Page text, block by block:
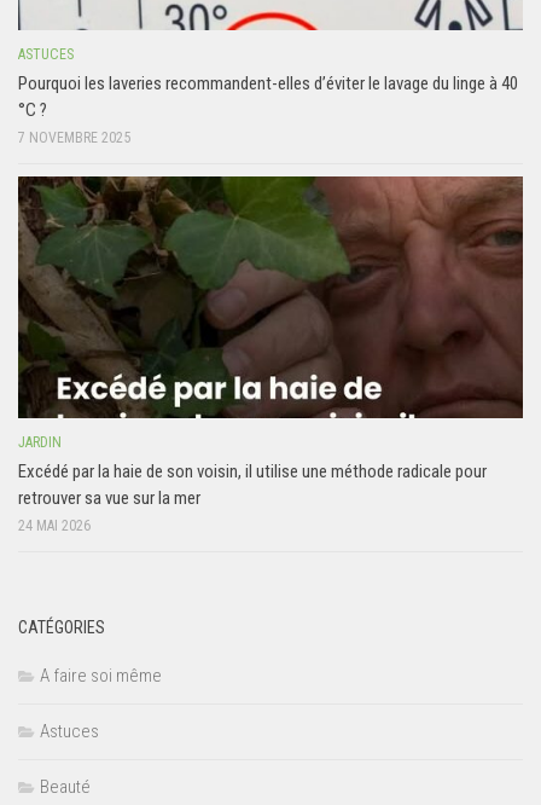
ASTUCES
Pourquoi les laveries recommandent-elles d’éviter le lavage du linge à 40
°C ?
7 NOVEMBRE 2025
JARDIN
Excédé par la haie de son voisin, il utilise une méthode radicale pour
retrouver sa vue sur la mer
24 MAI 2026
CATÉGORIES
A faire soi même
Astuces
Beauté